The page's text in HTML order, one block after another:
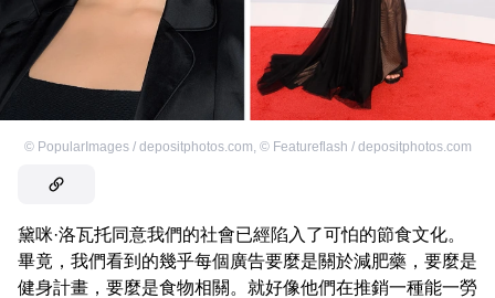
© PopularImages / depositphotos.com, © Featureflash / depositphotos.com
黛咪·洛瓦托同意我們的社會已經陷入了可怕的節食文化。
畢竟，我們看到的幾乎每個廣告要麼是關於減肥藥，要麼是
健身計畫，要麼是食物相關。就好像他們在推銷一種能一勞